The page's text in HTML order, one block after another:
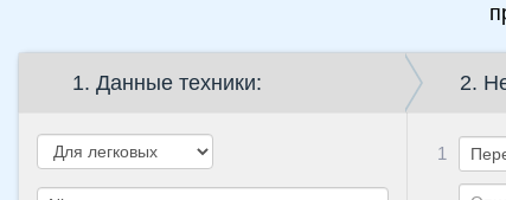
1. Данные техники: 2.
1